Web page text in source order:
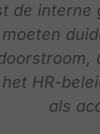
de interne
moeten
HR-
als